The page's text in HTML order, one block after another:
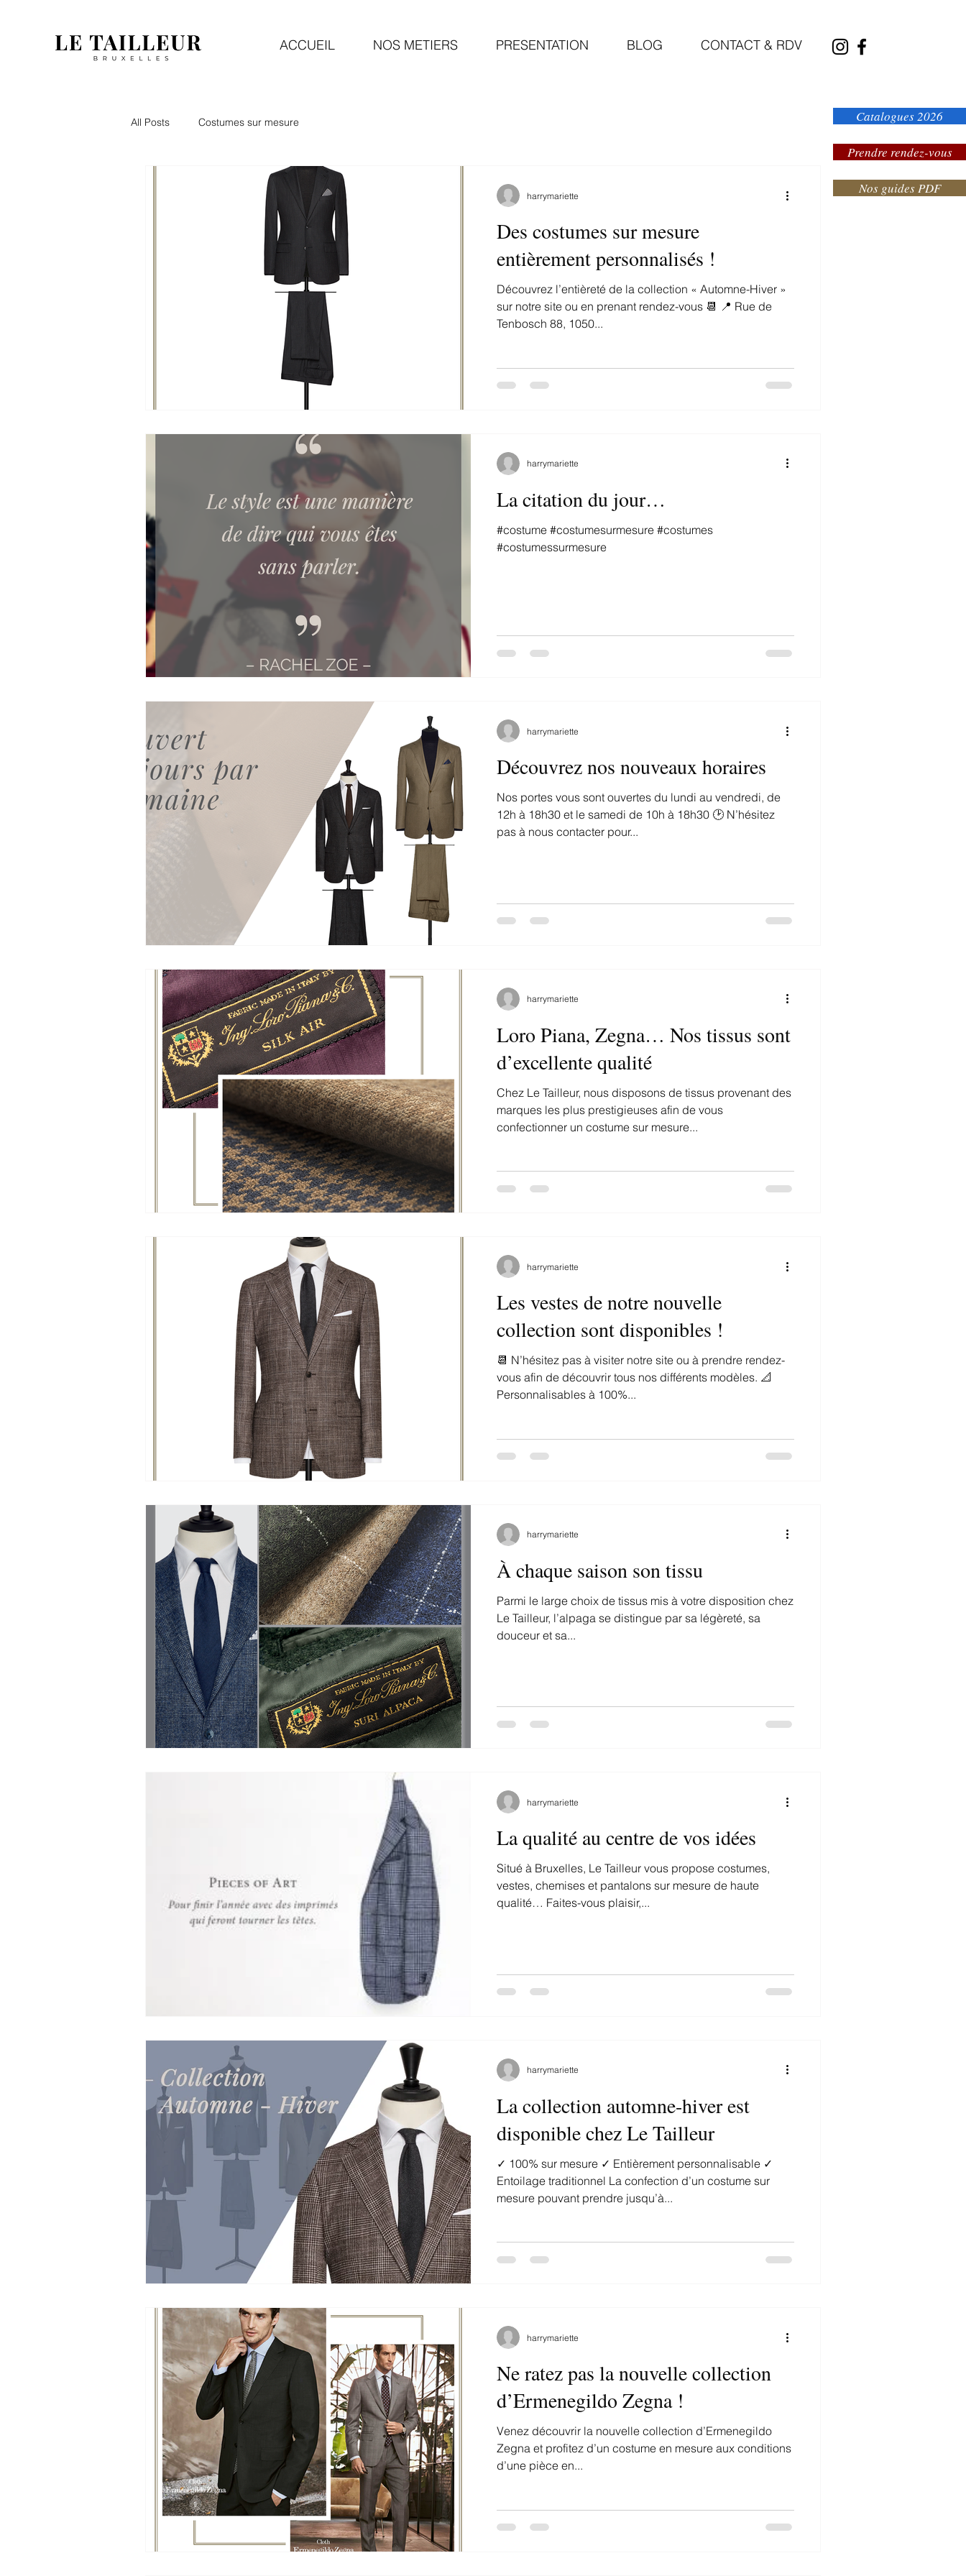
Nos guides PDF
Catalogues 2026
Prendre rendez-vous
ACCUEIL NOS METIERS PRESENTATION BLOG CONTACT & RDV
All Posts Costumes sur mesure
Des costumes sur mesure
entièrement personnalisés !
Découvrez l’entièreté de la collection « Automne-Hiver »
sur notre site ou en prenant rendez-vous 📆 📍 Rue de
Tenbosch 88, 1050...
harrymariette
La citation du jour…
#costume #costumesurmesure #costumes
#costumessurmesure
harrymariette
Découvrez nos nouveaux horaires
Nos portes vous sont ouvertes du lundi au vendredi, de
12h à 18h30 et le samedi de 10h à 18h30 🕑 N’hésitez
pas à nous contacter pour...
harrymariette
Loro Piana, Zegna… Nos tissus sont
d’excellente qualité
Chez Le Tailleur, nous disposons de tissus provenant des
marques les plus prestigieuses afin de vous
confectionner un costume sur mesure...
harrymariette
Les vestes de notre nouvelle
collection sont disponibles !
📆 N’hésitez pas à visiter notre site ou à prendre rendez-
vous afin de découvrir tous nos différents modèles. 📐
Personnalisables à 100%...
harrymariette
À chaque saison son tissu
Parmi le large choix de tissus mis à votre disposition chez
Le Tailleur, l’alpaga se distingue par sa légèreté, sa
douceur et sa...
harrymariette
La qualité au centre de vos idées
Situé à Bruxelles, Le Tailleur vous propose costumes,
vestes, chemises et pantalons sur mesure de haute
qualité… Faites-vous plaisir,...
harrymariette
La collection automne-hiver est
disponible chez Le Tailleur
✓ 100% sur mesure ✓ Entièrement personnalisable ✓
Entoilage traditionnel La confection d’un costume sur
mesure pouvant prendre jusqu’à...
harrymariette
Ne ratez pas la nouvelle collection
d’Ermenegildo Zegna !
Venez découvrir la nouvelle collection d’Ermenegildo
Zegna et profitez d’un costume en mesure aux conditions
d’une pièce en...
harrymariette